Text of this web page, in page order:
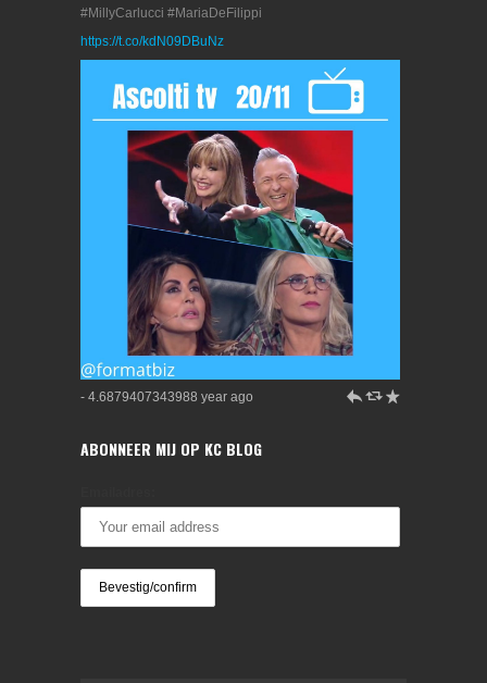
#MillyCarlucci #MariaDeFilippi
https://t.co/kdN09DBuNz
- 4.6879407343988 year ago h J R
ABONNEER MIJ OP KC BLOG